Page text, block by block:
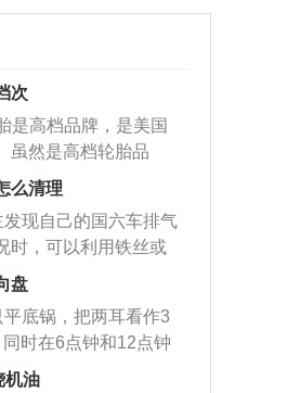
次
是高档品牌，是美国
虽然是高档轮胎品
的轮胎都有生产，这
拓市场。
么清理
现自己的国六车排气
时，可以利用铁丝或
杂物给取出来，如果
，也可以采取应急措
接利用木棍将所有的
面的位置处，然后将
，就可以将堵塞的东
盘
底锅，把两耳看作3
时在6点钟和12点钟
<&list>2、双手握住
机油